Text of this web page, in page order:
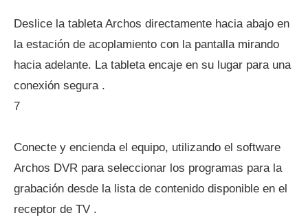
Deslice la tableta Archos directamente hacia abajo en
la estación de acoplamiento con la pantalla mirando
hacia adelante. La tableta encaje en su lugar para una
conexión segura .
7
Conecte y encienda el equipo, utilizando el software
Archos DVR para seleccionar los programas para la
grabación desde la lista de contenido disponible en el
receptor de TV .